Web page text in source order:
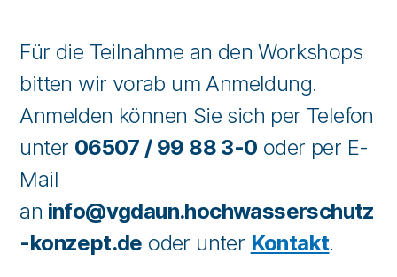
Für die Teilnahme an den Workshops
bitten wir vorab um Anmeldung.
Anmelden können Sie sich per Telefon
unter 06507 / 99 88 3-0 oder per E-
Mail
an info@vgdaun.hochwasserschutz
-konzept.de oder unter Kontakt.